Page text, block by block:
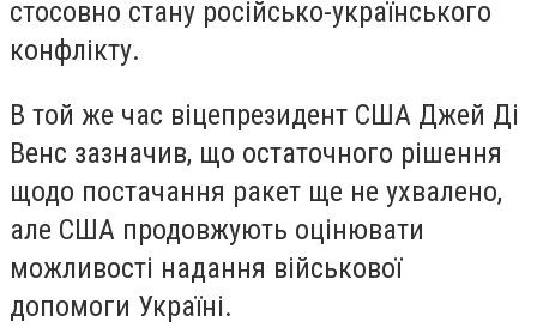
стосовно стану російсько-українського
конфлікту.
В той же час віцепрезидент США Джей Ді
Венс зазначив, що остаточного рішення
щодо постачання ракет ще не ухвалено,
але США продовжують оцінювати
можливості надання військової
допомоги Україні.